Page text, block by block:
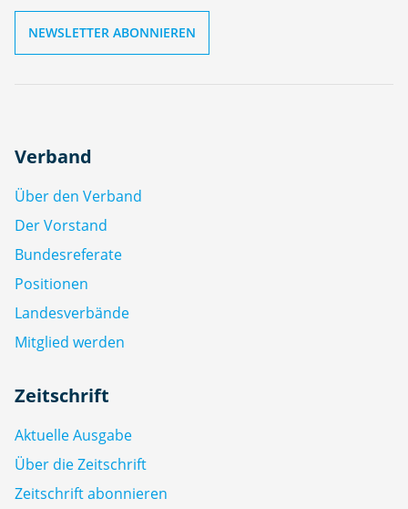
Verband
Über den Verband
Der Vorstand
Bundesreferate
Positionen
Landesverbände
Mitglied werden
Zeitschrift
Aktuelle Ausgabe
Über die Zeitschrift
Zeitschrift abonnieren